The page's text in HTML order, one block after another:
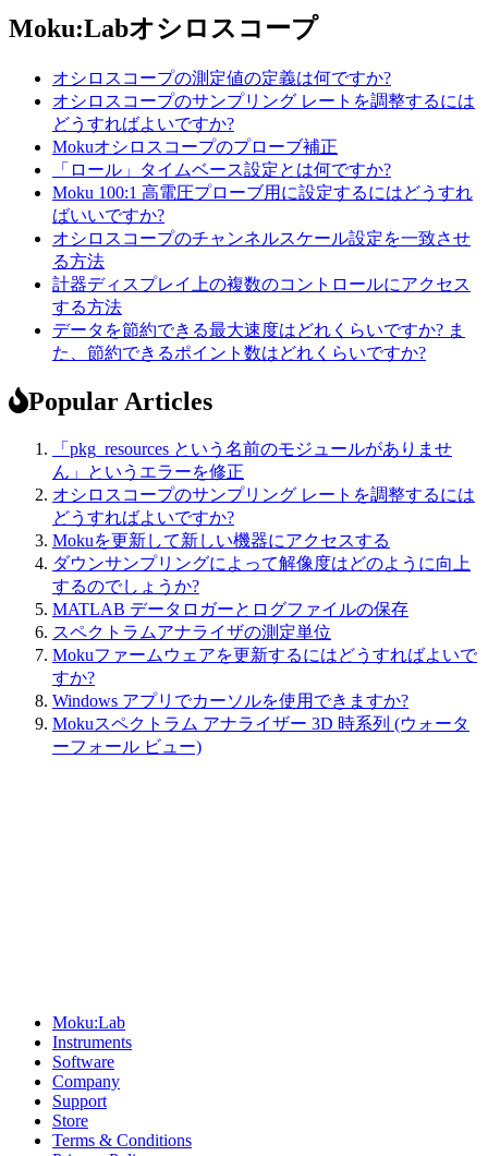
Moku:Labオシロスコープ
オシロスコープの測定値の定義は何ですか?
オシロスコープのサンプリング レートを調整するには
どうすればよいですか?
Mokuオシロスコープのプローブ補正
「ロール」タイムベース設定とは何ですか?
Moku 100:1 高電圧プローブ用に設定するにはどうすれ
ばいいですか?
オシロスコープのチャンネルスケール設定を一致させ
る方法
計器ディスプレイ上の複数のコントロールにアクセス
する方法
データを節約できる最大速度はどれくらいですか? ま
た、節約できるポイント数はどれくらいですか?
Popular Articles
「pkg_resources という名前のモジュールがありませ
ん」というエラーを修正
オシロスコープのサンプリング レートを調整するには
どうすればよいですか?
Mokuを更新して新しい機器にアクセスする
ダウンサンプリングによって解像度はどのように向上
するのでしょうか?
MATLAB データロガーとログファイルの保存
スペクトラムアナライザの測定単位
Mokuファームウェアを更新するにはどうすればよいで
すか?
Windows アプリでカーソルを使用できますか?
Mokuスペクトラム アナライザー 3D 時系列 (ウォータ
ーフォール ビュー)
Moku:Lab
Instruments
Software
Company
Support
Store
Terms & Conditions